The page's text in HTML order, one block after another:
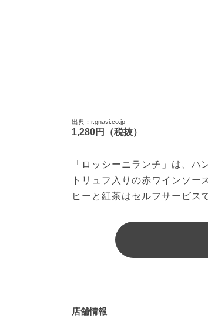
出典：r.gnavi.co.jp
1,280円（税抜）
「ロッシーニランチ」は、
トリュフ入りの赤ワインソー
ヒーと紅茶はセルフサービス
店舗情報